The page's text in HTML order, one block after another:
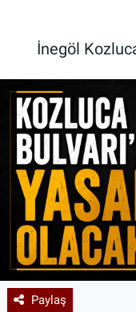
İnegöl
Paylaş
Güncel
İnanç
Kadın & Aile
Kültür & Sanat
Sağlık
Siyaset
Teknoloji
Haber Arşivi